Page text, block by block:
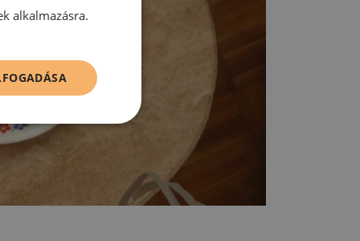
alkalmazásra.